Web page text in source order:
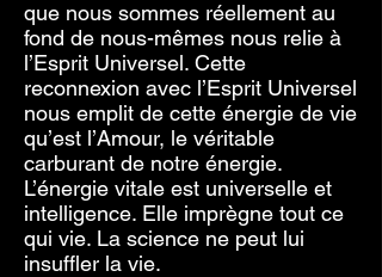
que nous sommes réellement au
fond de nous-mêmes nous relie à
l’Esprit Universel. Cette
reconnexion avec l’Esprit Universel
nous emplit de cette énergie de vie
qu’est l’Amour, le véritable
carburant de notre énergie.
L’énergie vitale est universelle et
intelligence. Elle imprègne tout ce
qui vie. La science ne peut lui
insuffler la vie.